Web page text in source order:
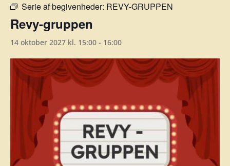
Serie af begivenheder: REVY-GRUPPEN
Revy-gruppen
14 oktober 2027 kl. 15:00 - 16:00